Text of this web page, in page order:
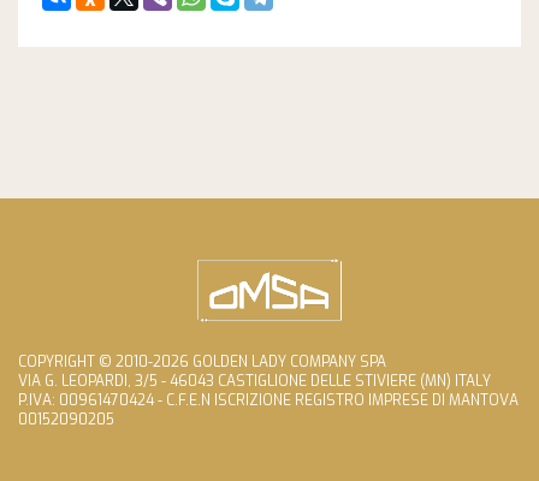
COPYRIGHT © 2010-2026 GOLDEN LADY COMPANY SPA
VIA G. LEOPARDI, 3/5 - 46043 CASTIGLIONE DELLE STIVIERE (MN) ITALY
P.IVA: 00961470424 - C.F.E.N ISCRIZIONE REGISTRO IMPRESE DI MANTOVA
00152090205